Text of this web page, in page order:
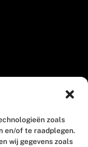
zoals
en/of te raadplegen.
wij gegevens zoals